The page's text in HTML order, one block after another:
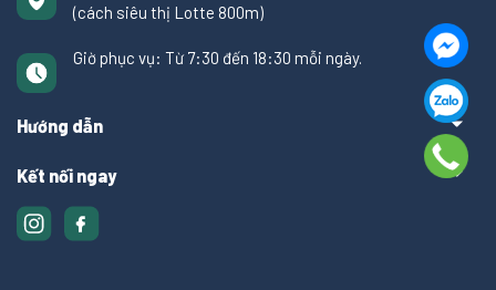
(cách siêu thị Lotte 800m)
Giờ phục vụ: Từ 7:30 đến 18:30 mỗi ngày.
Hướng dẫn
Kết nối ngay